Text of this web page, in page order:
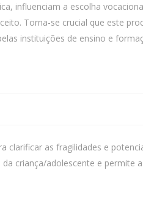
influenciam a escolha
Torna-se crucial que este
instituições de ensino e
as fragilidades e
criança/adolescente e permite